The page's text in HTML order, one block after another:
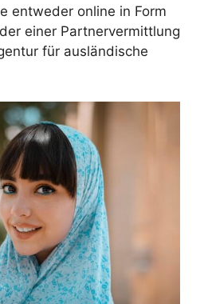
entweder online in Form
einer Partnervermittlung
für ausländische